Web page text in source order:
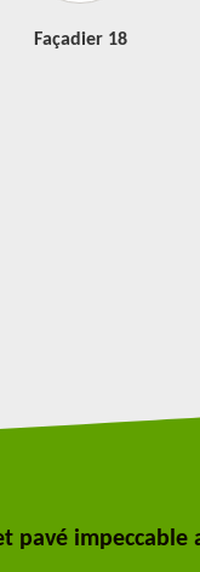
Façadier 18
pavé impeccable